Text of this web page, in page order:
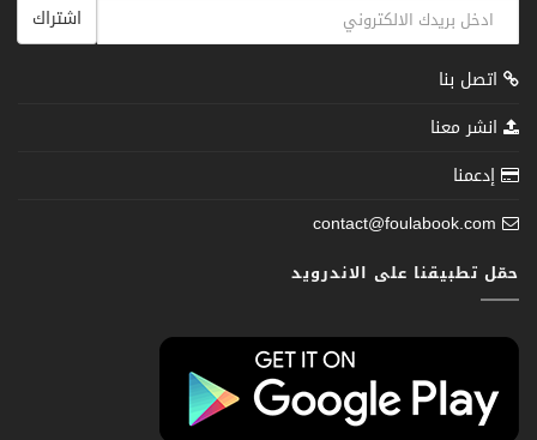
اشتراك
اتصل بنا
انشر معنا
إدعمنا
contact@foulabook.com
حمّل تطبيقنا على الاندرويد